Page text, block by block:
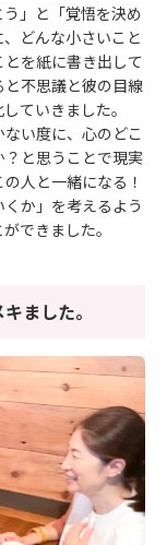
」と「覚悟を決め
どんな小さいこと
を紙に書き出して
不思議と彼の目線
ていきました。
ない度に、心のどこ
と思うことで現実
人と一緒になる！
か」を考えるよう
できました。
ました。